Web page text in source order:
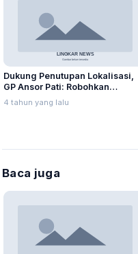
Dukung Penutupan Lokalisasi,
GP Ansor Pati: Robohkan
Bangunan di Lorok Indah!
4 tahun yang lalu
Baca juga